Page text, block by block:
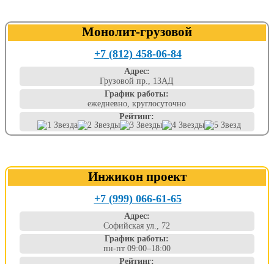
Монолит-грузовой
+7 (812) 458-06-84
Адрес:
Грузовой пр., 13АД
График работы:
ежедневно, круглосуточно
Рейтинг:
Инжикон проект
+7 (999) 066-61-65
Адрес:
Софийская ул., 72
График работы:
пн-пт 09:00–18:00
Рейтинг: